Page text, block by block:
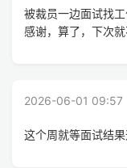
被裁员一边面试找
感谢，算了，下次
2026-06-01 09:57
这个周就等面试结